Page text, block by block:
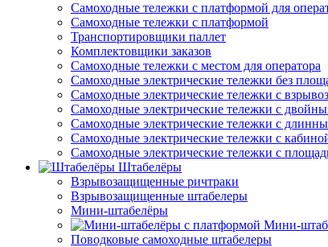
Самоходные тележки с платформой для
Самоходные тележки с платформой
Транспортировщики паллет
Комплектовщики заказов
Самоходные тележки с местом для оператора
Самоходные электрические тележки без
Самоходные электрические тележки с
Самоходные электрические тележки с
Самоходные электрические тележки с
Самоходные электрические тележки с
Самоходные электрические тележки с
Штабелёры
Взрывозащищенные ричтраки
Взрывозащищенные штабелеры
Мини-штабелёры
Мини-
Поводковые самоходные штабелеры